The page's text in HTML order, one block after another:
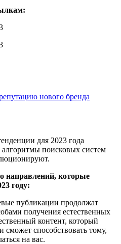
нового бренда
для 2023 года
поисковых систем
направлений, которые
году:
публикации продолжат
получения естественных
контент, который
сможет способствовать тому,
на вас.